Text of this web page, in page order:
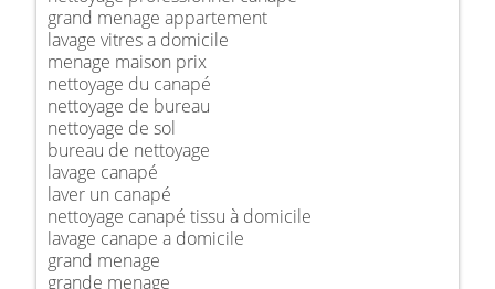
grand menage appartement
lavage vitres a domicile
menage maison prix
nettoyage du canapé
nettoyage de bureau
nettoyage de sol
bureau de nettoyage
lavage canapé
laver un canapé
nettoyage canapé tissu à domicile
lavage canape a domicile
grand menage
grande menage